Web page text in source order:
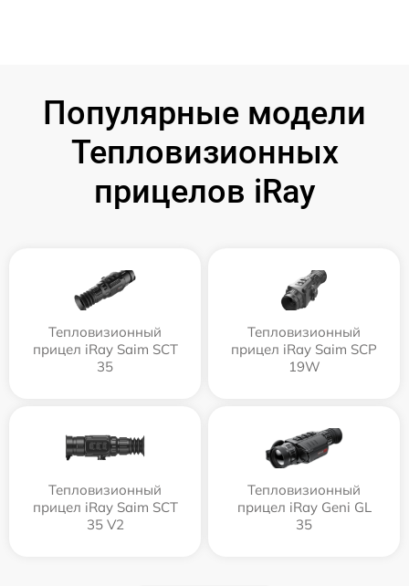
Популярные модели
Тепловизионных
прицелов iRay
Тепловизионный
прицел iRay Saim SCT
35
Тепловизионный
прицел iRay Saim SCP
19W
Тепловизионный
прицел iRay Saim SCT
35 V2
Тепловизионный
прицел iRay Geni GL
35